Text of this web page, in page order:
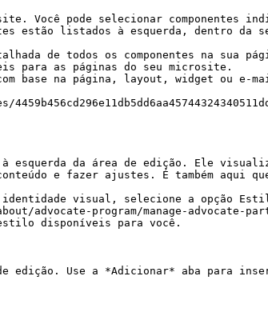
Você pode selecionar componentes
estão listados à esquerda, dentro
de todos os componentes na sua
para as páginas do seu microsite.
base na página, layout, widget ou e-
da área de edição. Ele
e fazer ajustes. É também aqui
identidade visual, selecione a opção
advocate-program/manage-
disponíveis para você.
edição. Use a *Adicionar* aba para